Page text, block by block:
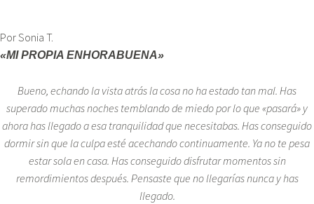
Por Sonia T.
«MI PROPIA ENHORABUENA»
Bueno, echando la vista atrás la cosa no ha estado tan mal. Has
superado muchas noches temblando de miedo por lo que «pasará» y
ahora has llegado a esa tranquilidad que necesitabas. Has conseguido
dormir sin que la culpa esté acechando continuamente. Ya no te pesa
estar sola en casa. Has conseguido disfrutar momentos sin
remordimientos después. Pensaste que no llegarías nunca y has
llegado.